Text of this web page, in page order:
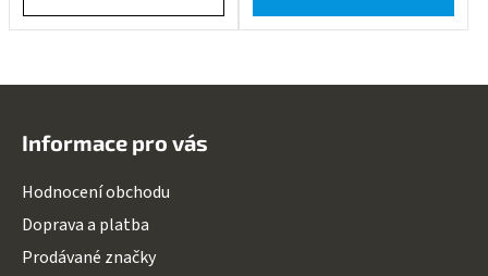
Informace pro vás
Hodnocení obchodu
Doprava a platba
Prodávané značky